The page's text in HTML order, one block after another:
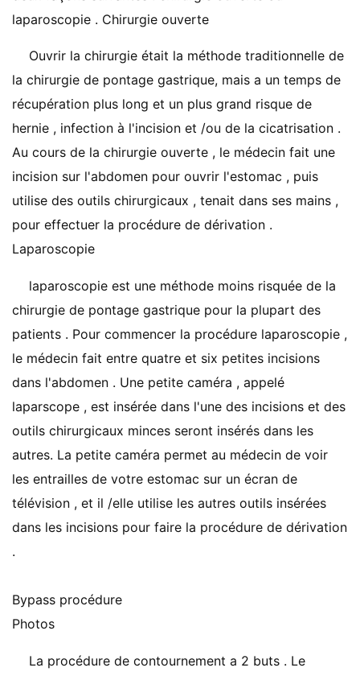
laparoscopie . Chirurgie ouverte
Ouvrir la chirurgie était la méthode traditionnelle de
la chirurgie de pontage gastrique, mais a un temps de
récupération plus long et un plus grand risque de
hernie , infection à l'incision et /ou de la cicatrisation .
Au cours de la chirurgie ouverte , le médecin fait une
incision sur l'abdomen pour ouvrir l'estomac , puis
utilise des outils chirurgicaux , tenait dans ses mains ,
pour effectuer la procédure de dérivation .
Laparoscopie
laparoscopie est une méthode moins risquée de la
chirurgie de pontage gastrique pour la plupart des
patients . Pour commencer la procédure laparoscopie ,
le médecin fait entre quatre et six petites incisions
dans l'abdomen . Une petite caméra , appelé
laparscope , est insérée dans l'une des incisions et des
outils chirurgicaux minces seront insérés dans les
autres. La petite caméra permet au médecin de voir
les entrailles de votre estomac sur un écran de
télévision , et il /elle utilise les autres outils insérées
dans les incisions pour faire la procédure de dérivation
.
Bypass procédure
Photos
La procédure de contournement a 2 buts . Le